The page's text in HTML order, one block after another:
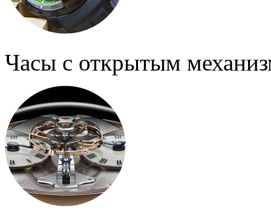
Часы с открытым